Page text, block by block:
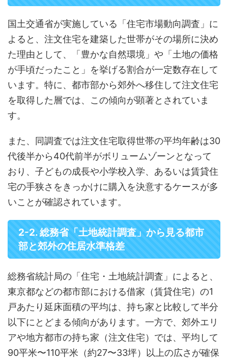
国土交通省が実施している「住宅市場動向調査」に
よると、注文住宅を建築した世帯がその場所に決め
た理由として、「豊かな自然環境」や「土地の価格
が手頃だったこと」を挙げる割合が一定数存在して
います。特に、都市部から郊外へ移住して注文住宅
を取得した層では、この傾向が顕著とされていま
す。
また、同調査では注文住宅取得世帯の平均年齢は30
代後半から40代前半がボリュームゾーンとなって
おり、子どもの成長や小学校入学、あるいは賃貸住
宅の手狭さをきっかけに購入を決意するケースが多
いことが確認されています。
2-2. 総務省「土地統計調査」から見る都市
部と郊外の住居水準格差
総務省統計局の「住宅・土地統計調査」によると、
東京都などの都市部における借家（賃貸住宅）の1
戸あたり延床面積の平均は、持ち家と比較して半分
以下にとどまる傾向があります。一方で、郊外エリ
アや地方都市の持ち家（注文住宅）では、平均して
90平米〜110平米（約27〜33坪）以上の広さが確保